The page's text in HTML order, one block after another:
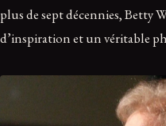
plus de sept décennies, Betty
d’inspiration et un véritable